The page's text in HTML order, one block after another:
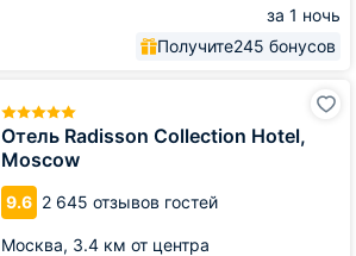
за 1 ночь
Получите245 бонусов
Отель Radisson Collection Hotel,
Moscow
9.6 2 645 отзывов гостей
Москва, 3.4 км от центра